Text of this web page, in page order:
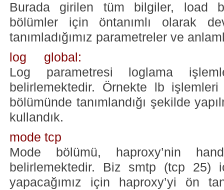
Burada girilen tüm bilgiler, load
bölümler için öntanımlı olarak
tanımladığımız parametreler ve
log global:
Log parametresi loglama
belirlemektedir. Örnekte lb
bölümünde tanımlandığı şekilde
kullandık.
mode tcp
Mode bölümü, haproxy’nin
belirlemektedir. Biz smtp (tcp 25)
yapacağımız için haproxy’yi ön